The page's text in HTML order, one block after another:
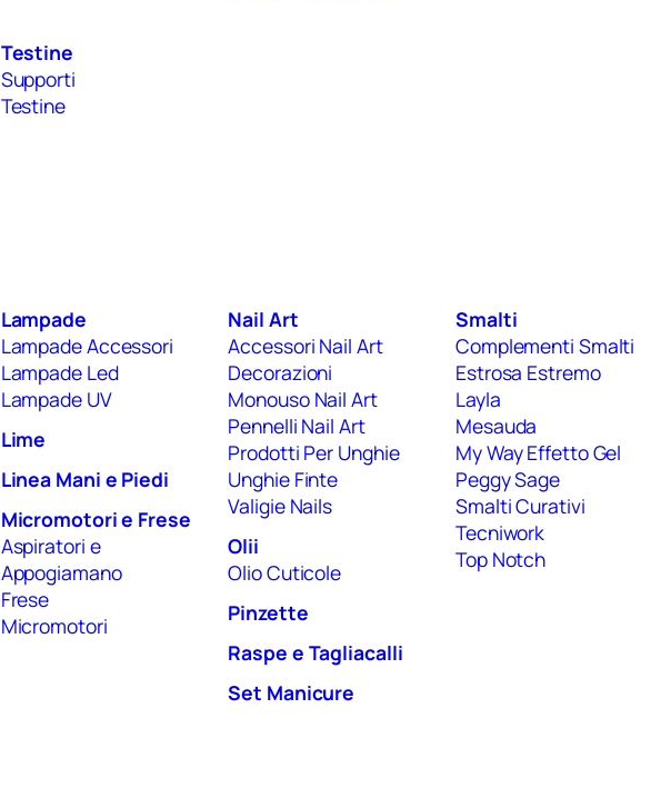
Testine
Supporti
Testine
Lampade
Lampade Accessori
Lampade Led
Lampade UV
Lime
Linea Mani e Piedi
Micromotori e Frese
Aspiratori e
Appogiamano
Frese
Micromotori
Nail Art
Accessori Nail Art
Decorazioni
Monouso Nail Art
Pennelli Nail Art
Prodotti Per Unghie
Unghie Finte
Valigie Nails
Olii
Olio Cuticole
Pinzette
Raspe e Tagliacalli
Set Manicure
Smalti
Complementi Smalti
Estrosa Estremo
Layla
Mesauda
My Way Effetto Gel
Peggy Sage
Smalti Curativi
Tecniwork
Top Notch